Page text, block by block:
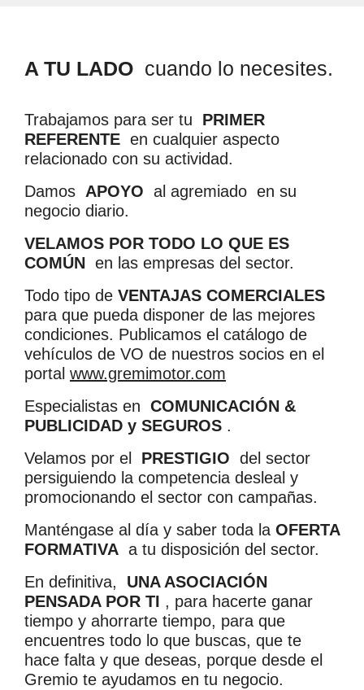
A TU LADO cuando lo necesites.
Trabajamos para ser tu PRIMER
REFERENTE en cualquier aspecto
relacionado con su actividad.
Damos APOYO al agremiado en su
negocio diario.
VELAMOS POR TODO LO QUE ES
COMÚN en las empresas del sector.
Todo tipo de VENTAJAS COMERCIALES
para que pueda disponer de las mejores
condiciones. Publicamos el catálogo de
vehículos de VO de nuestros socios en el
portal www.gremimotor.com
Especialistas en COMUNICACIÓN &
PUBLICIDAD y SEGUROS .
Velamos por el PRESTIGIO del sector
persiguiendo la competencia desleal y
promocionando el sector con campañas.
Manténgase al día y saber toda la OFERTA
FORMATIVA a tu disposición del sector.
En definitiva, UNA ASOCIACIÓN
PENSADA POR TI , para hacerte ganar
tiempo y ahorrarte tiempo, para que
encuentres todo lo que buscas, que te
hace falta y que deseas, porque desde el
Gremio te ayudamos en tu negocio.